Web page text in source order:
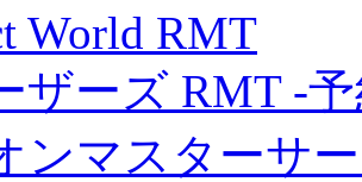
World RMT
ザーズ RMT -
ンマスターサ